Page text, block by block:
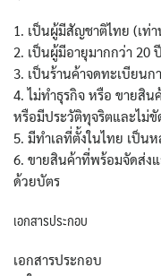
1. เป็นผู้มีสัญชาติไทย (เท่
2. เป็นผู้มีอายุมากกว่า 20
3. เป็นร้านค้าจดทะเบียนก
4. ไม่ทำธุรกิจ หรือ ขายสิ
หรือมีประวัติทุจริตและไม่
5. มีทำเลที่ตั้งในไทย เป็น
6. ขายสินค้าที่พร้อมจัดส่ง
ด้วยบัตร
เอกสารประกอบ
เอกสารประกอบ